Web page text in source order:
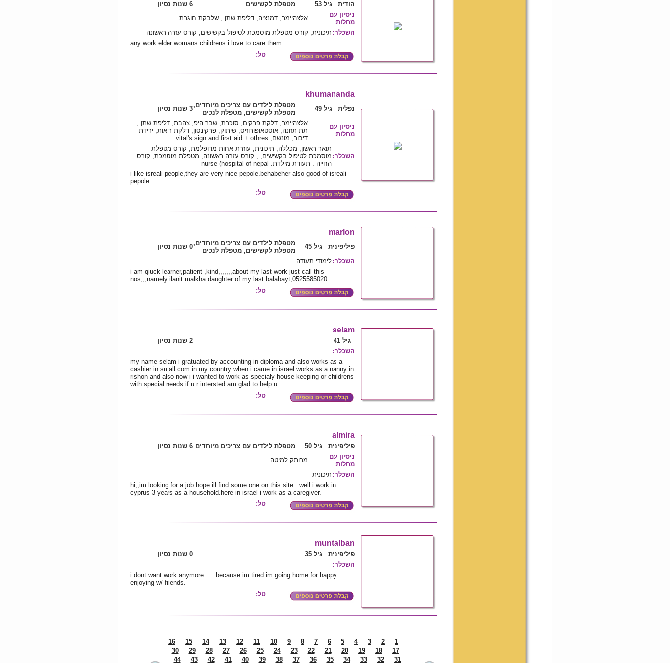
הודית גיל 53 מטפלת לקשישים
6 שנות נסיון
ניסיון עם
מחלות:
אלצהיימר, דמנציה, דליפת שתן , שלבקת חוגרת
השכלה: תיכונית, קורס מטפלת מוסמכת לטיפול בקשישים, קורס עזרה ראשונה
any work elder womans childrens i love to care them
טל:
khumananda
נפלית גיל 49
מטפלת לילדים עם צריכים מיוחדים,
מטפלת לקשישים, מטפלת לנכים
3 שנות נסיון
ניסיון עם
מחלות:
אלצהיימר, דלקת פרקים, סוכרת, שבר היפ, צהבת, דליפת שתן ,
תת-תזונה, אוסטאופורוזיס, שיתוק, פרקינסון, דלקת ריאות, ירידת
דיבור, מונשם, vital's sign and first aid + othres
השכלה:
תואר ראשון, מכללה, תיכונית, עוזרת אחות מדופלמת, קורס מטפלת
מוסמכת לטיפול בקשישים, , קורס עזרה ראשונה, מטפלת מוסמכת, קורס
החייה , תעודת מילדת, nurse (hospital of nepal
i like isreali people,they are very nice pepole.behabeher also good of isreali
pepole.
טל:
marlon
פיליפינית גיל 45
מטפלת לילדים עם צריכים מיוחדים,
מטפלת לקשישים, מטפלת לנכים
0 שנות נסיון
השכלה:לימודי תעודה
i am qiuck learner,patient ,kind,,,,,,,about my last work just call this
nos,,,namely ilanit malkha daughter of my last balabayt,0525585020
טל:
selam
גיל 41
2 שנות נסיון
השכלה:
my name selam i gratuated by accounting in diploma and also works as a
cashier in small com in my country when i came in israel works as a nanny in
rishon and also now i i wanted to work as specialy house keeping or childrens
with special needs.if u r intersted am glad to help u
טל:
almira
פיליפינית גיל 50 מטפלת לילדים עם צריכים מיוחדים 6 שנות נסיון
ניסיון עם
מחלות:
מרותק למיטה
השכלה: תיכונית
hi,,im looking for a job hope ill find some one on this site...well i work in
cyprus 3 years as a household.here in israel i work as a caregiver.
טל:
muntalban
פיליפינית גיל 35
0 שנות נסיון
השכלה:
i dont want work anymore......because im tired im going home for happy
enjoying w/ friends.
טל:
1
2
3
4
5
6
7
8
9
10
11
12
13
14
15
16
17
18
19
20
21
22
23
24
25
26
27
28
29
30
31
32
33
34
35
36
37
38
39
40
41
42
43
44